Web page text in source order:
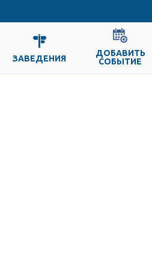
ЗАВЕДЕНИЯ
ДОБАВИТЬ
СОБЫТИЕ